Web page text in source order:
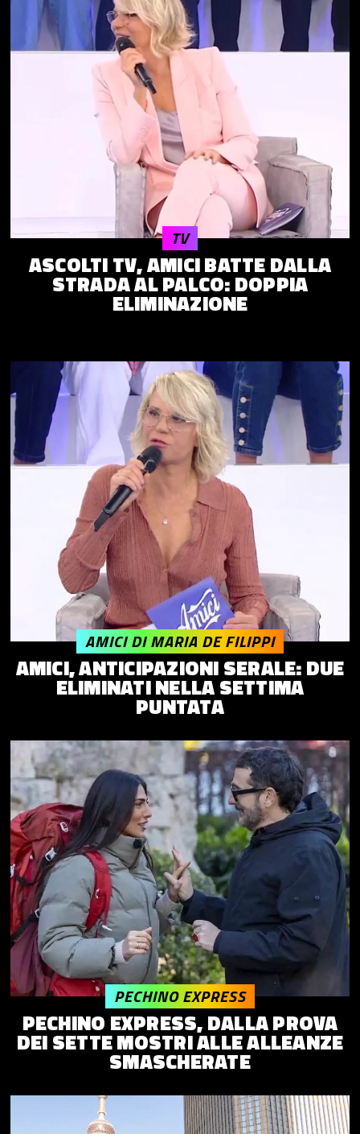
ASCOLTI TV, AMICI BATTE DALLA
STRADA AL PALCO: DOPPIA
ELIMINAZIONE
TV
AMICI, ANTICIPAZIONI SERALE: DUE
ELIMINATI NELLA SETTIMA
PUNTATA
AMICI DI MARIA DE FILIPPI
PECHINO EXPRESS, DALLA PROVA
DEI SETTE MOSTRI ALLE ALLEANZE
SMASCHERATE
PECHINO EXPRESS